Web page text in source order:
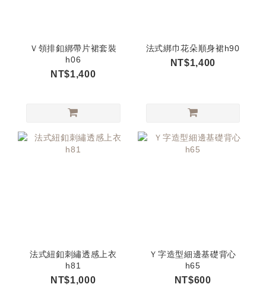
Ｖ領排釦綁帶片裙套裝
h06
NT$1,400
法式綁巾花朵順身裙h90
NT$1,400
法式紐釦刺繡透感上衣
h81
NT$1,000
Ｙ字造型細邊基礎背心
h65
NT$600